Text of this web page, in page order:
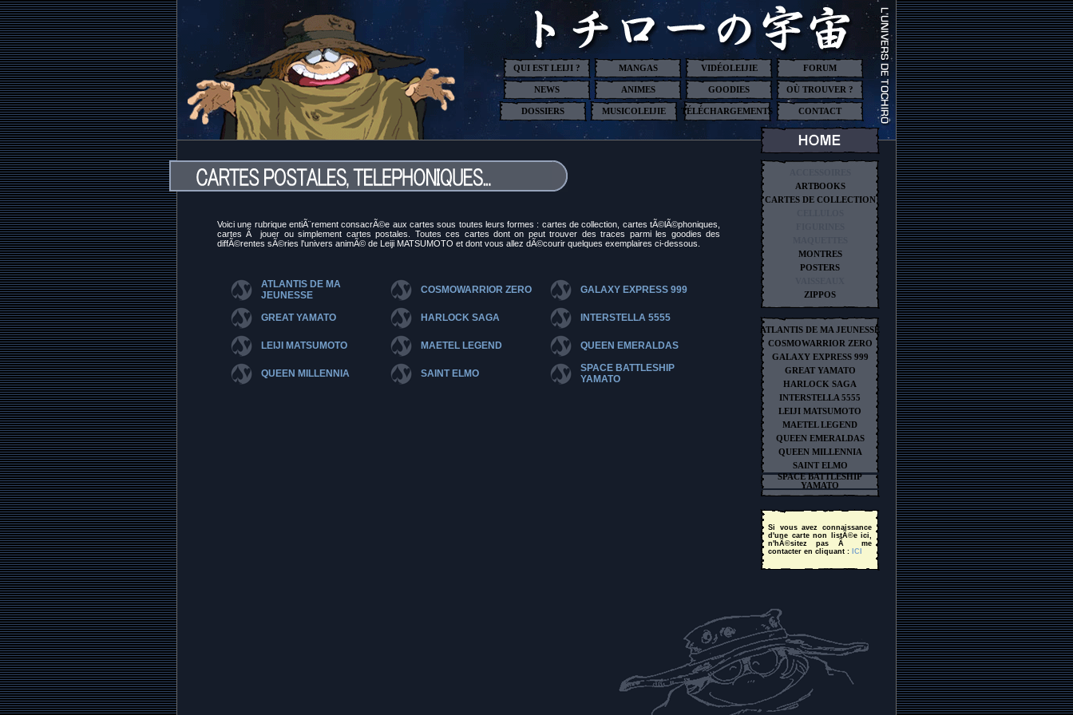
QUI EST LEIJI ? MANGAS VIDÉOLEIJIE FORUM
NEWS ANIMES GOODIES OÙ TROUVER ?
DOSSIERS MUSICOLEIJIE TÉLÉCHARGEMENTS CONTACT
Voici une rubrique entiÃ¨rement consacrÃ©e aux cartes sous toutes leurs formes : cartes de collection, cartes tÃ©lÃ©phoniques,
cartes Ã jouer ou simplement cartes postales. Toutes ces cartes dont on peut trouver des traces parmi les goodies des
diffÃ©rentes sÃ©ries l'univers animÃ© de Leiji MATSUMOTO et dont vous allez dÃ©courir quelques exemplaires ci-dessous.
ATLANTIS DE MA
JEUNESSE
COSMOWARRIOR ZERO GALAXY EXPRESS 999
GREAT YAMATO HARLOCK SAGA INTERSTELLA 5555
LEIJI MATSUMOTO MAETEL LEGEND QUEEN EMERALDAS
QUEEN MILLENNIA SAINT ELMO
SPACE BATTLESHIP
YAMATO
ARTBOOKS
CARTES DE COLLECTION
MONTRES
POSTERS
ZIPPOS
ATLANTIS DE MA JEUNESSE
COSMOWARRIOR ZERO
GALAXY EXPRESS 999
GREAT YAMATO
HARLOCK SAGA
INTERSTELLA 5555
LEIJI MATSUMOTO
MAETEL LEGEND
QUEEN EMERALDAS
QUEEN MILLENNIA
SAINT ELMO
SPACE BATTLESHIP
YAMATO
Si vous avez connaissance
d'une carte non listÃ©e ici,
n'hÃ©sitez pas Ã me
contacter en cliquant : ICI